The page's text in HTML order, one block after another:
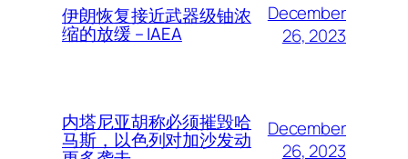
伊朗恢复接近武器级铀浓
缩的放缓 – IAEA
December
26, 2023
内塔尼亚胡称必须摧毁哈
马斯，以色列对加沙发动
December
26, 2023